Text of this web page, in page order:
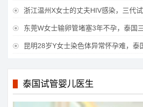
 浙江温州X女士的丈夫HIV感染，三代
 东莞W女士输卵管堵塞3年不孕，泰国
 昆明28岁Y女士染色体异常怀孕难，泰
泰国试管婴儿医生